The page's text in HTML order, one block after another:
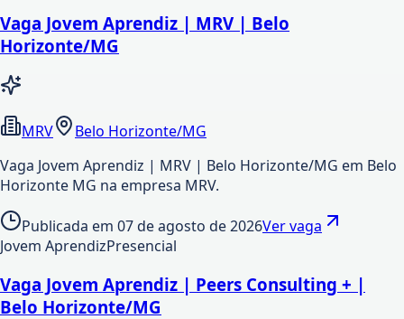
Vaga Jovem Aprendiz | MRV | Belo
Horizonte/MG
MRV
Belo Horizonte/MG
Vaga Jovem Aprendiz | MRV | Belo Horizonte/MG em Belo
Horizonte MG na empresa MRV.
Publicada em 07 de agosto de 2026Ver vaga
Jovem AprendizPresencial
Vaga Jovem Aprendiz | Peers Consulting + |
Belo Horizonte/MG